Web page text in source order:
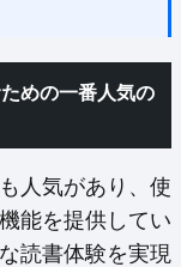
めの一番人気の
人気があり、使
能を提供してい
読書体験を実現